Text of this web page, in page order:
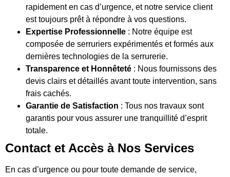
rapidement en cas d’urgence, et notre service client
est toujours prêt à répondre à vos questions.
Expertise Professionnelle : Notre équipe est
composée de serruriers expérimentés et formés aux
dernières technologies de la serrurerie.
Transparence et Honnêteté : Nous fournissons des
devis clairs et détaillés avant toute intervention, sans
frais cachés.
Garantie de Satisfaction : Tous nos travaux sont
garantis pour vous assurer une tranquillité d’esprit
totale.
Contact et Accès à Nos Services
En cas d’urgence ou pour toute demande de service,